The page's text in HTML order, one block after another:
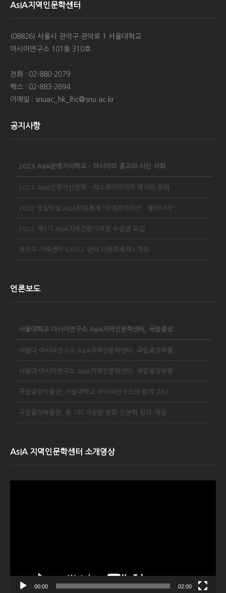
AsIA지역인문학센터
(08826) 서울시 관악구 관악로 1 서울대학교
아시아연구소 101동 310호
전화 : 02-880-2079
팩스 : 02-883-2694
이메일 : snuac_hk_lhc@snu.ac.kr
공지사항
2023 AsIA문명지식학교 - 아시아의 종교와 시민 사회
2023 AsIA인문자산강좌 - 메소포타미아의 역사와 문화
2022 덩실덩실 AsIA문화축제 "아제르바이잔 - 불의나라"
2022 제3기 AsIA지역전문가과정 수강생 모집
관악구 가족센터 <2022 관악 다문화축제> 개최
언론보도
서울대학교 아시아연구소 AsIA지역인문학센터, 국립중앙...
서울대 아시아연구소 AsIA지역인문학센터, 국립중앙박물...
서울대 아시아연구소 AsIA지역인문학센터, 국립중앙박물...
국립중앙박물관, 서울대학교 아시아연구소와 함께 ‘202...
국립중앙박물관, 총 7회 이슬람 문화 인문학 강좌 개설...
AsIA 지역인문학센터 소개영상
00:00 02:00